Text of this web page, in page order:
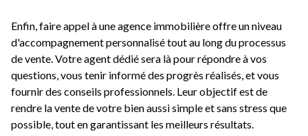
Enfin, faire appel à une agence immobilière offre un niveau
d'accompagnement personnalisé tout au long du processus
de vente. Votre agent dédié sera là pour répondre à vos
questions, vous tenir informé des progrès réalisés, et vous
fournir des conseils professionnels. Leur objectif est de
rendre la vente de votre bien aussi simple et sans stress que
possible, tout en garantissant les meilleurs résultats.